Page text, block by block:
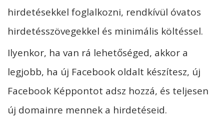
hirdetésekkel foglalkozni, rendkívül óvatos
hirdetésszövegekkel és minimális költéssel.
Ilyenkor, ha van rá lehetőséged, akkor a
legjobb, ha új Facebook oldalt készítesz, új
Facebook Képpontot adsz hozzá, és teljesen
új domainre mennek a hirdetéseid.